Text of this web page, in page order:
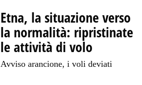
Etna, la situazione verso
la normalità: ripristinate
le attività di volo
Avviso arancione, i voli deviati